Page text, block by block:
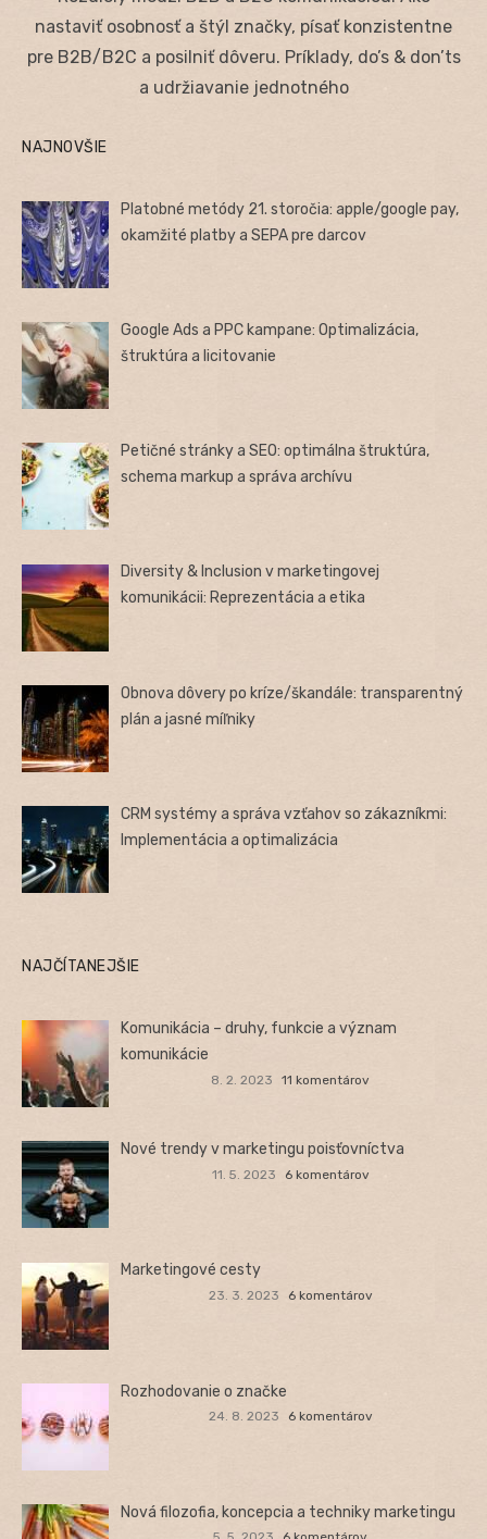
nastaviť osobnosť a štýl značky, písať konzistentne
pre B2B/B2C a posilniť dôveru. Príklady, do’s & don’ts
a udržiavanie jednotného
NAJNOVŠIE
Platobné metódy 21. storočia: apple/google pay,
okamžité platby a SEPA pre darcov
Google Ads a PPC kampane: Optimalizácia,
štruktúra a licitovanie
Petičné stránky a SEO: optimálna štruktúra,
schema markup a správa archívu
Diversity & Inclusion v marketingovej
komunikácii: Reprezentácia a etika
Obnova dôvery po kríze/škandále: transparentný
plán a jasné míľniky
CRM systémy a správa vzťahov so zákazníkmi:
Implementácia a optimalizácia
NAJČÍTANEJŠIE
Komunikácia – druhy, funkcie a význam
komunikácie
8. 2. 2023 11 komentárov
Nové trendy v marketingu poisťovníctva
11. 5. 2023 6 komentárov
Marketingové cesty
23. 3. 2023 6 komentárov
Rozhodovanie o značke
24. 8. 2023 6 komentárov
Nová filozofia, koncepcia a techniky marketingu